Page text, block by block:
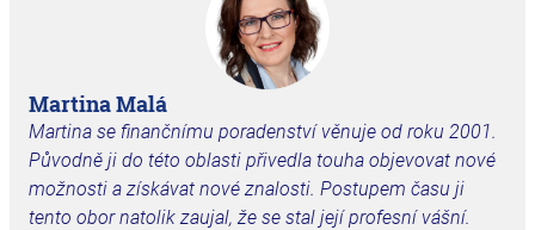
Martina Malá
Martina se finančnímu poradenství věnuje od roku 2001.
Původně ji do této oblasti přivedla touha objevovat nové
možnosti a získávat nové znalosti. Postupem času ji
tento obor natolik zaujal, že se stal její profesní vášní.